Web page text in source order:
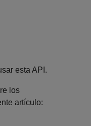
esta API.
los
artículo: